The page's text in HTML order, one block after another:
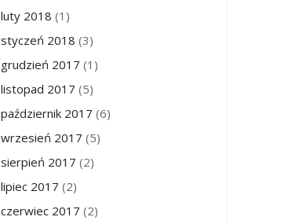
luty 2018 (1)
styczeń 2018 (3)
grudzień 2017 (1)
listopad 2017 (5)
październik 2017 (6)
wrzesień 2017 (5)
sierpień 2017 (2)
lipiec 2017 (2)
czerwiec 2017 (2)